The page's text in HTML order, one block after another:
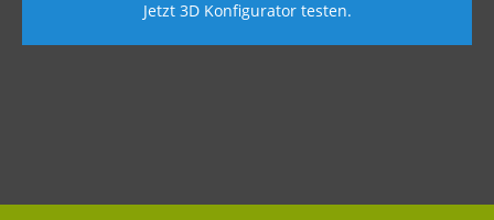
Jetzt 3D Konfigurator testen.